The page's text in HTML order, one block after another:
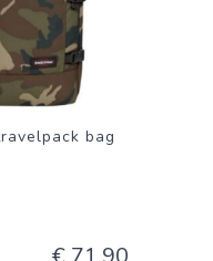
bag